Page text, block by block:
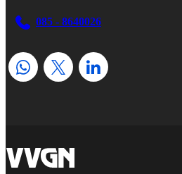
085 - 8640026